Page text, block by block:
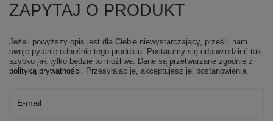
ZAPYTAJ O PRODUKT
Jeżeli powyższy opis jest dla Ciebie niewystarczający, prześlij nam
swoje pytanie odnośnie tego produktu. Postaramy się odpowiedzieć tak
szybko jak tylko będzie to możliwe. Dane są przetwarzane zgodnie z
polityką prywatności . Przesyłając je, akceptujesz jej postanowienia.
E-mail